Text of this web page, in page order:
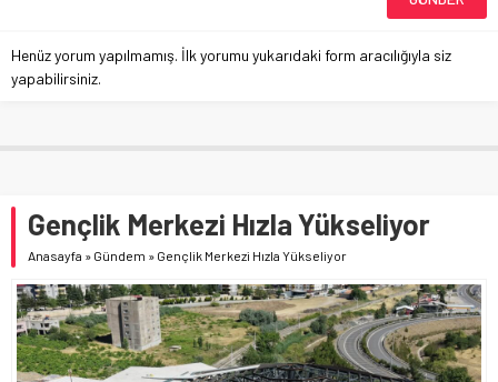
Henüz yorum yapılmamış. İlk yorumu yukarıdaki form aracılığıyla siz
yapabilirsiniz.
Gençlik Merkezi Hızla Yükseliyor
Anasayfa » Gündem » Gençlik Merkezi Hızla Yükseliyor